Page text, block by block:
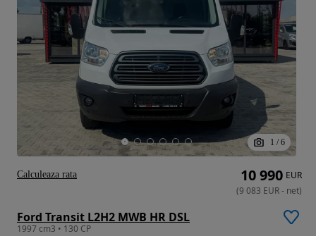
1 / 6
Ford Transit L2H2 MWB HR DSL
1997 cm3 • 130 CP
10 990 EUR
(9 083 EUR- net)
Calculeaza rata